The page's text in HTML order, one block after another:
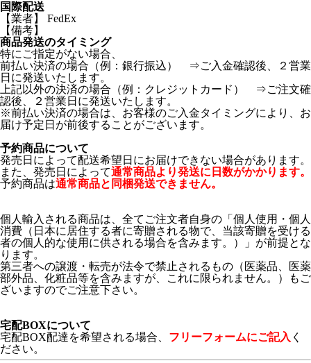
国際配送
【業者】 FedEx
【備考】
商品発送のタイミング
特にご指定がない場合、
前払い決済の場合（例：銀行振込） ⇒ご入金確認後、２営業
日に発送いたします。
上記以外の決済の場合（例：クレジットカード） ⇒ご注文確
認後、２営業日に発送いたします。
※前払い決済の場合は、お客様のご入金タイミングにより、お
届け予定日が前後することがございます。
予約商品について
発売日によって配送希望日にお届けできない場合があります。
また、発売日によって通常商品より発送に日数がかかります。
予約商品は通常商品と同梱発送できません。
個人輸入される商品は、全てご注文者自身の「個人使用・個人
消費（日本に居住する者に寄贈される物で、当該寄贈を受ける
者の個人的な使用に供される場合を含みます。）」が前提とな
ります。
第三者への譲渡・転売が法令で禁止されるもの（医薬品、医薬
部外品、化粧品等を含みますが、これに限られません。）もご
ざいますのでご注意下さい。
宅配BOXについて
宅配BOX配達を希望される場合、 フリーフォームにご記入 く
ださい。